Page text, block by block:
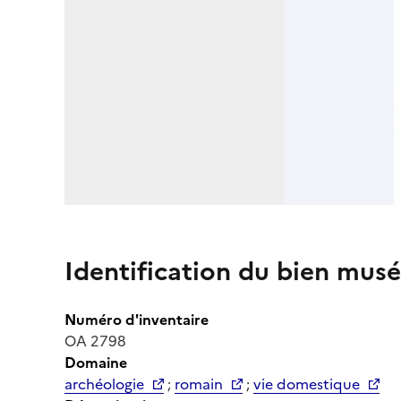
Identification du bien
Numéro d'inventaire
OA 2798
Domaine
archéologie
; romain ;vie domestique